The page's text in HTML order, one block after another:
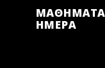
ΜΑΘΗΜΑΤΑ
ΗΜΕΡΑ